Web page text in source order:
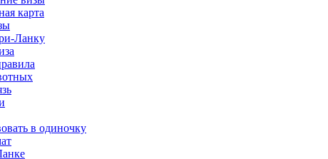
карта
Ланку
в одиночку